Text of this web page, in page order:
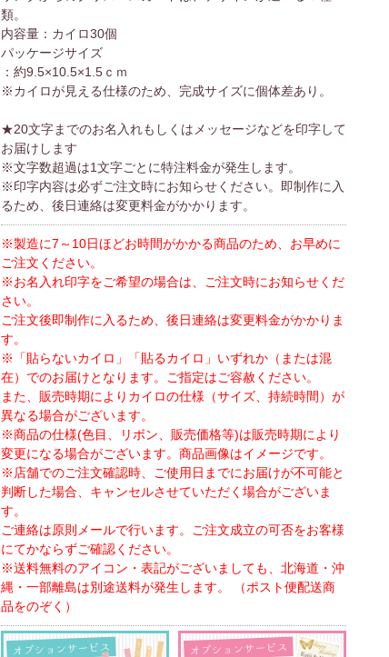
類。
内容量：カイロ30個
パッケージサイズ
：約9.5×10.5×1.5ｃｍ
※カイロが見える仕様のため、完成サイズに個体差あり。
★20文字までのお名入れもしくはメッセージなどを印字して
お届けします
※文字数超過は1文字ごとに特注料金が発生します。
※印字内容は必ずご注文時にお知らせください。即制作に入
るため、後日連絡は変更料金がかかります。
※製造に7～10日ほどお時間がかかる商品のため、お早めに
ご注文ください。
※お名入れ印字をご希望の場合は、ご注文時にお知らせくだ
さい。
ご注文後即制作に入るため、後日連絡は変更料金がかかりま
す。
※「貼らないカイロ」「貼るカイロ」いずれか（または混
在）でのお届けとなります。ご指定はご容赦ください。
また、販売時期によりカイロの仕様（サイズ、持続時間）が
異なる場合がございます。
※商品の仕様(色目、リボン、販売価格等)は販売時期により
変更になる場合がございます。商品画像はイメージです。
※店舗でのご注文確認時、ご使用日までにお届けが不可能と
判断した場合、キャンセルさせていただく場合がございま
す。
ご連絡は原則メールで行います。ご注文成立の可否をお客様
にてかならずご確認ください。
※送料無料のアイコン・表記がございましても、北海道・沖
縄・一部離島は別途送料が発生します。 （ポスト便配送商
品をのぞく）